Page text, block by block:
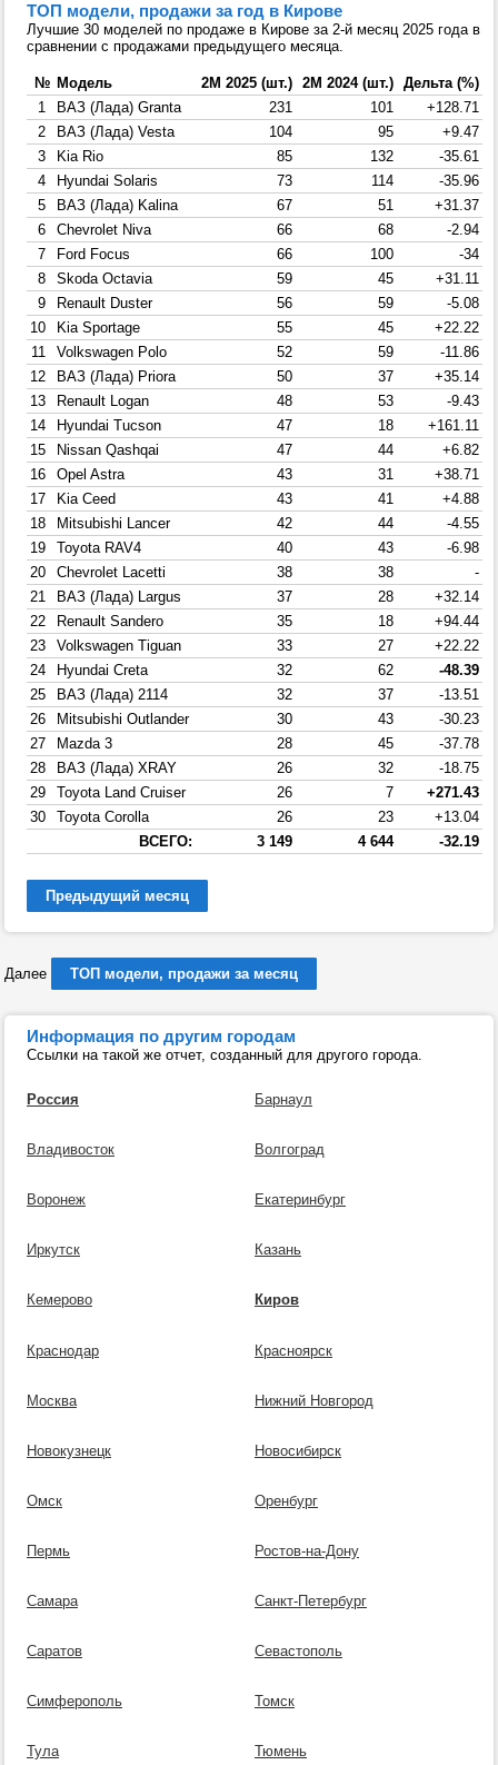
ТОП модели, продажи за год в Кирове
Лучшие 30 моделей по продаже в Кирове за 2-й месяц 2025 года в
сравнении с продажами предыдущего месяца.
№ Модель 2М 2025 (шт.) 2М 2024 (шт.) Дельта (%)
1
ВАЗ (Лада) Granta 231 101
+128.71
2
ВАЗ (Лада) Vesta 104 95
+9.47
3
Kia Rio 85 132
-35.61
4
Hyundai Solaris 73 114
-35.96
5
ВАЗ (Лада) Kalina 67 51
+31.37
6
Chevrolet Niva 66 68
-2.94
7
Ford Focus 66 100
-34
8
Skoda Octavia 59 45
+31.11
9
Renault Duster 56 59
-5.08
10
Kia Sportage 55 45
+22.22
11
Volkswagen Polo 52 59
-11.86
12
ВАЗ (Лада) Priora 50 37
+35.14
13
Renault Logan 48 53
-9.43
14
Hyundai Tucson 47 18
+161.11
15
Nissan Qashqai 47 44
+6.82
16
Opel Astra 43 31
+38.71
17
Kia Ceed 43 41
+4.88
18
Mitsubishi Lancer 42 44
-4.55
19
Toyota RAV4 40 43
-6.98
20
Chevrolet Lacetti 38 38
-
21
ВАЗ (Лада) Largus 37 28
+32.14
22
Renault Sandero 35 18
+94.44
23
Volkswagen Tiguan 33 27
+22.22
24
Hyundai Creta 32 62
-48.39
25
ВАЗ (Лада) 2114 32 37
-13.51
26
Mitsubishi Outlander 30 43
-30.23
27
Mazda 3 28 45
-37.78
28
ВАЗ (Лада) XRAY 26 32
-18.75
29
Toyota Land Cruiser 26 7
+271.43
30
Toyota Corolla 26 23
+13.04
ВСЕГО:
3 149 4 644 -32.19
Предыдущий месяц
Далее ТОП модели, продажи за месяц
Информация по другим городам
Ссылки на такой же отчет, созданный для другого города.
Россия Барнаул
Владивосток Волгоград
Воронеж Екатеринбург
Иркутск Казань
Кемерово Киров
Краснодар Красноярск
Москва Нижний Новгород
Новокузнецк Новосибирск
Омск Оренбург
Пермь Ростов-на-Дону
Самара Санкт-Петербург
Саратов Севастополь
Симферополь Томск
Тула Тюмень